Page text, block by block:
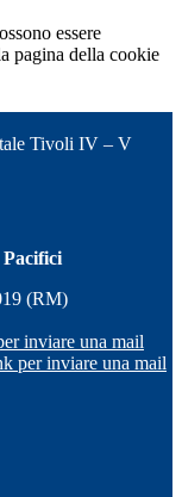
essere
pagina della cookie
Tivoli IV – V
(RM)
inviare una mail
per inviare una mail